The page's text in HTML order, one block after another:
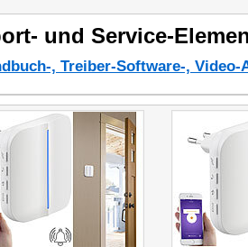
und Service-
, Treiber-Software-,